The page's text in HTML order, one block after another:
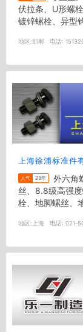
伏拉条、U形螺
镀锌螺栓、异型
地区:邯郸 电话:
上海徐浦标准件
人气 23年
丝、8.8级高强
栓、地脚螺丝、
地区: 上海 电话: 021-